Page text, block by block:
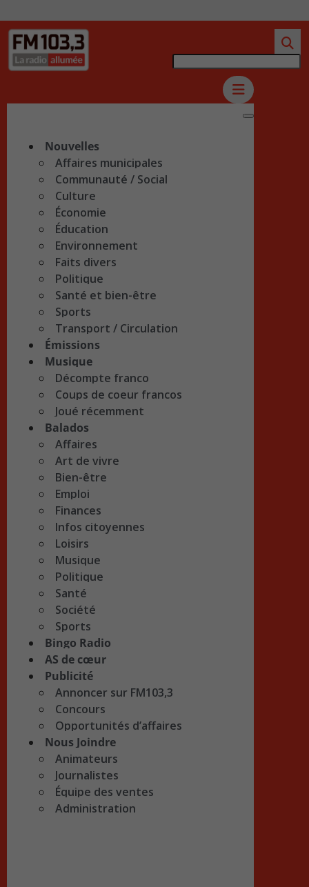
Nouvelles
Affaires municipales
Communauté / Social
Culture
Économie
Éducation
Environnement
Faits divers
Politique
Santé et bien-être
Sports
Transport / Circulation
Émissions
Musique
Décompte franco
Coups de coeur francos
Joué récemment
Balados
Affaires
Art de vivre
Bien-être
Emploi
Finances
Infos citoyennes
Loisirs
Musique
Politique
Santé
Société
Sports
Bingo Radio
AS de cœur
Publicité
Annoncer sur FM103,3
Concours
Opportunités d’affaires
Nous Joindre
Animateurs
Journalistes
Équipe des ventes
Administration